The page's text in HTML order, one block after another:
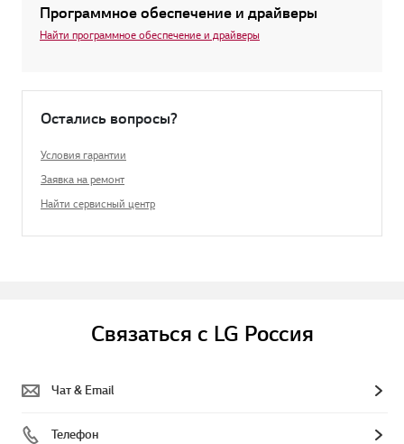
Программное обеспечение и драйверы
Найти программное обеспечение и драйверы
Остались вопросы?
Условия гарантии
Заявка на ремонт
Найти сервисный центр
Связаться с LG Россия
Чат & Email
Телефон